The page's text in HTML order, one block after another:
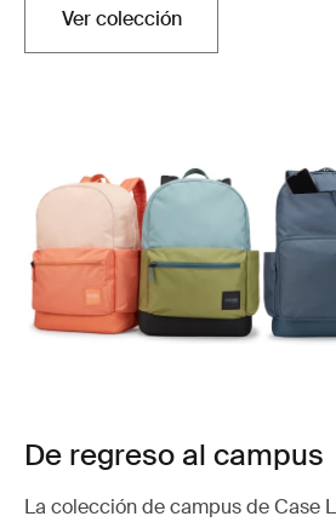
Ver colección
De regreso al campus
La colección de campus de Case